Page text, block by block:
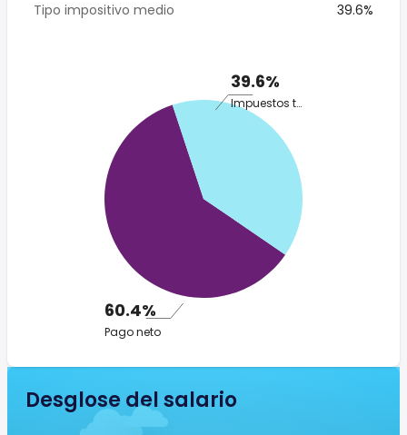
Tipo impositivo medio
39.6%
39.6%
Impuestos totales
60.4%
Pago neto
Desglose del salario